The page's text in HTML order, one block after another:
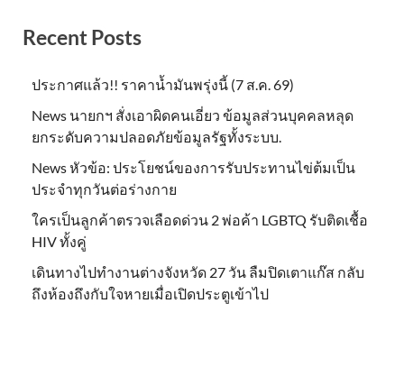
Recent Posts
ประกาศแล้ว!! ราคาน้ำมันพรุ่งนี้ (7 ส.ค. 69)
News นายกฯ สั่งเอาผิดคนเอี่ยว ข้อมูลส่วนบุคคลหลุด
ยกระดับความปลอดภัยข้อมูลรัฐทั้งระบบ.
News หัวข้อ: ประโยชน์ของการรับประทานไข่ต้มเป็น
ประจำทุกวันต่อร่างกาย
ใครเป็นลูกค้าตรวจเลือดด่วน 2 พ่อค้า LGBTQ รับติดเชื้อ
HIV ทั้งคู่
เดินทางไปทำงานต่างจังหวัด 27 วัน ลืมปิดเตาแก๊ส กลับ
ถึงห้องถึงกับใจหายเมื่อเปิดประตูเข้าไป